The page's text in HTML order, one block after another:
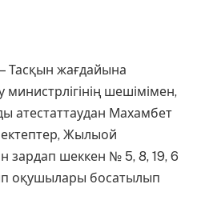
Тасқын жағдайына
шешімімен,
атестаттаудан Махамбет
Жылыой
зардап шеккен № 5, 8, 19, 6
оқушылары босатылып